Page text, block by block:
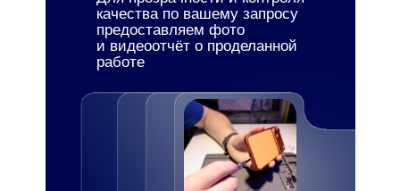
качества по вашему запросу
предоставляем фото
и видеоотчёт о проделанной
работе